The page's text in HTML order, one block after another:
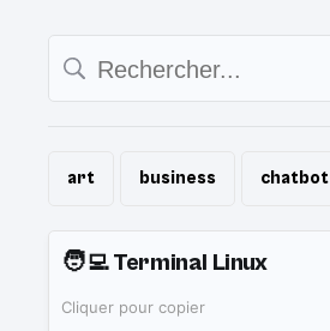
art business chatbot
🧑‍💻Terminal Linux
Cliquer pour copier